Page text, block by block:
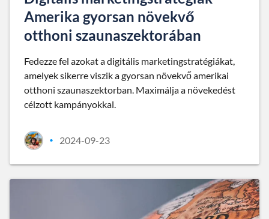
Amerika gyorsan növekvő
otthoni szaunaszektorában
Fedezze fel azokat a digitális marketingstratégiákat,
amelyek sikerre viszik a gyorsan növekvő amerikai
otthoni szaunaszektorban. Maximálja a növekedést
célzott kampányokkal.
• 2024-09-23